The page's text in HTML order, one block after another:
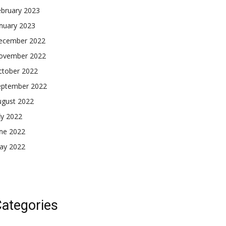
2023
2023
2022
2022
2022
2022
2022
2022
2022
2022